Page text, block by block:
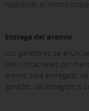
repitiendo el mismo
Entrega del premio
Los ganadores se
tras contactarles por
premio será entregado
ganador, vía Instagram o